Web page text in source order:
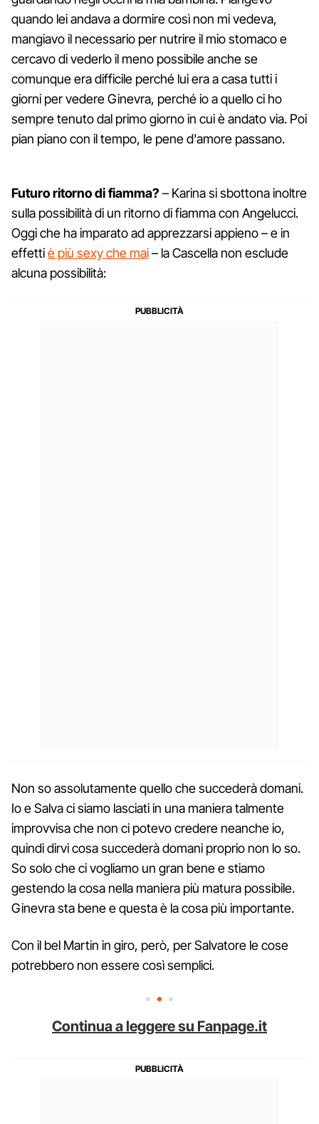
quando lei andava a dormire così non mi vedeva,
mangiavo il necessario per nutrire il mio stomaco e
cercavo di vederlo il meno possibile anche se
comunque era difficile perché lui era a casa tutti i
giorni per vedere Ginevra, perché io a quello ci ho
sempre tenuto dal primo giorno in cui è andato via. Poi
pian piano con il tempo, le pene d'amore passano.
Futuro ritorno di fiamma? – Karina si sbottona inoltre
sulla possibilità di un ritorno di fiamma con Angelucci.
Oggi che ha imparato ad apprezzarsi appieno – e in
effettiè più sexy che mai– la Cascella non esclude
alcuna possibilità:
Non so assolutamente quello che succederà domani.
Io e Salva ci siamo lasciati in una maniera talmente
improvvisa che non ci potevo credere neanche io,
quindi dirvi cosa succederà domani proprio non lo so.
So solo che ci vogliamo un gran bene e stiamo
gestendo la cosa nella maniera più matura possibile.
Ginevra sta bene e questa è la cosa più importante.
Con il bel Martin in giro, però, per Salvatore le cose
potrebbero non essere così semplici.
Continua a leggere su Fanpage.it